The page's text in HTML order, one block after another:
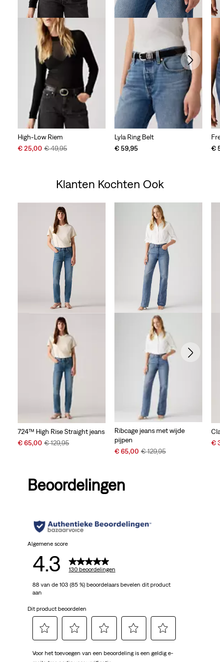
High-Low Riem
Sale
€ 25,00 Original
€ 49,95
Lyla Ring Belt
€ 59,95
€
Klanten Kochten Ook
724™ High Rise Straight jeans
Sale
€ 65,00 Original
€ 129,95
Ribcage jeans met wijde
pijpen
Sale
€ 65,00 Original
€ 129,95
€
Beoordelingen
Algemene score
4.3 130 beoordelingen
88 van de 103 (85 %) beoordelaars bevelen dit product
aan
Dit product beoordelen
om
om
om
om
om
Voor het toevoegen van een beoordeling is een geldig e-